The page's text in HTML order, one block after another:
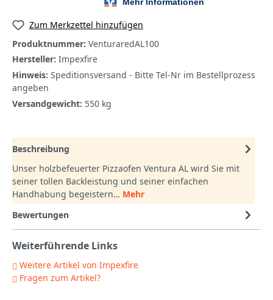
Zum Merkzettel hinzufügen
Produktnummer: VenturaredAL100
Hersteller: Impexfire
Hinweis: Speditionsversand - Bitte Tel-Nr im Bestellprozess
angeben
Versandgewicht: 550 kg
Beschreibung
Unser holzbefeuerter Pizzaofen Ventura AL wird Sie mit
seiner tollen Backleistung und seiner einfachen
Handhabung begeistern… Mehr
Bewertungen
Weiterführende Links
Weitere Artikel von Impexfire
Fragen zum Artikel?